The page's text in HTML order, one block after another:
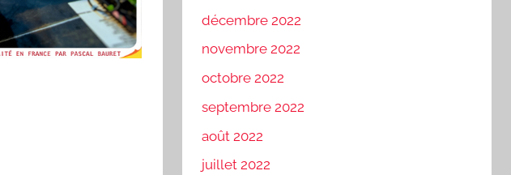
décembre 2022
novembre 2022
octobre 2022
septembre 2022
août 2022
juillet 2022